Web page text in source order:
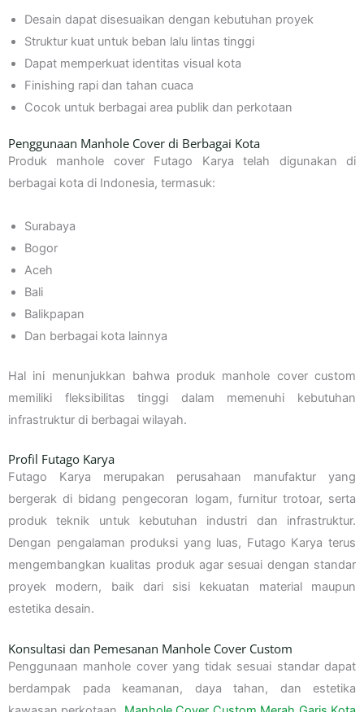
Desain dapat disesuaikan dengan kebutuhan proyek
Struktur kuat untuk beban lalu lintas tinggi
Dapat memperkuat identitas visual kota
Finishing rapi dan tahan cuaca
Cocok untuk berbagai area publik dan perkotaan
Penggunaan Manhole Cover di Berbagai Kota
Produk manhole cover Futago Karya telah digunakan di
berbagai kota di Indonesia, termasuk:
Surabaya
Bogor
Aceh
Bali
Balikpapan
Dan berbagai kota lainnya
Hal ini menunjukkan bahwa produk manhole cover custom
memiliki fleksibilitas tinggi dalam memenuhi kebutuhan
infrastruktur di berbagai wilayah.
Profil Futago Karya
Futago Karya merupakan perusahaan manufaktur yang
bergerak di bidang pengecoran logam, furnitur trotoar, serta
produk teknik untuk kebutuhan industri dan infrastruktur.
Dengan pengalaman produksi yang luas, Futago Karya terus
mengembangkan kualitas produk agar sesuai dengan standar
proyek modern, baik dari sisi kekuatan material maupun
estetika desain.
Konsultasi dan Pemesanan Manhole Cover Custom
Penggunaan manhole cover yang tidak sesuai standar dapat
berdampak pada keamanan, daya tahan, dan estetika